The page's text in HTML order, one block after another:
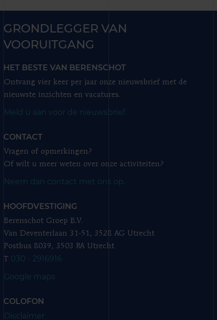
GRONDLEGGER VAN
VOORUITGANG
HET BESTE VAN BERENSCHOT
Ontvang vier keer per jaar onze nieuwsbrief met de
nieuwste inzichten en vacatures.
Meld u aan voor de nieuwsbrief.
CONTACT
Vragen of opmerkingen?
Of wilt u meer weten over onze activiteiten?
Neem dan contact met ons op.
HOOFDVESTIGING
Berenschot Groep B.V.
Van Deventerlaan 31-51, 3528 AG Utrecht
Postbus 8039, 3503 RA Utrecht
T 030 - 2916916
Google maps
COLOFON
Disclaimer